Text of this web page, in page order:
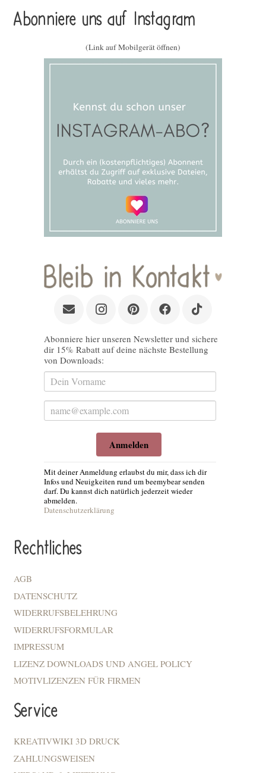
Abonniere uns auf Instagram
(Link auf Mobilgerät öffnen)
Abonniere hier unseren Newsletter und sichere
dir 15% Rabatt auf deine nächste Bestellung
von Downloads:
Anmelden
Mit deiner Anmeldung erlaubst du mir, dass ich dir
Infos und Neuigkeiten rund um beemybear senden
darf. Du kannst dich natürlich jederzeit wieder
abmelden.
Datenschutzerklärung
Rechtliches
AGB
DATENSCHUTZ
WIDERRUFSBELEHRUNG
WIDERRUFSFORMULAR
IMPRESSUM
LIZENZ DOWNLOADS UND ANGEL POLICY
MOTIVLIZENZEN FÜR FIRMEN
Service
KREATIVWIKI 3D DRUCK
ZAHLUNGSWEISEN